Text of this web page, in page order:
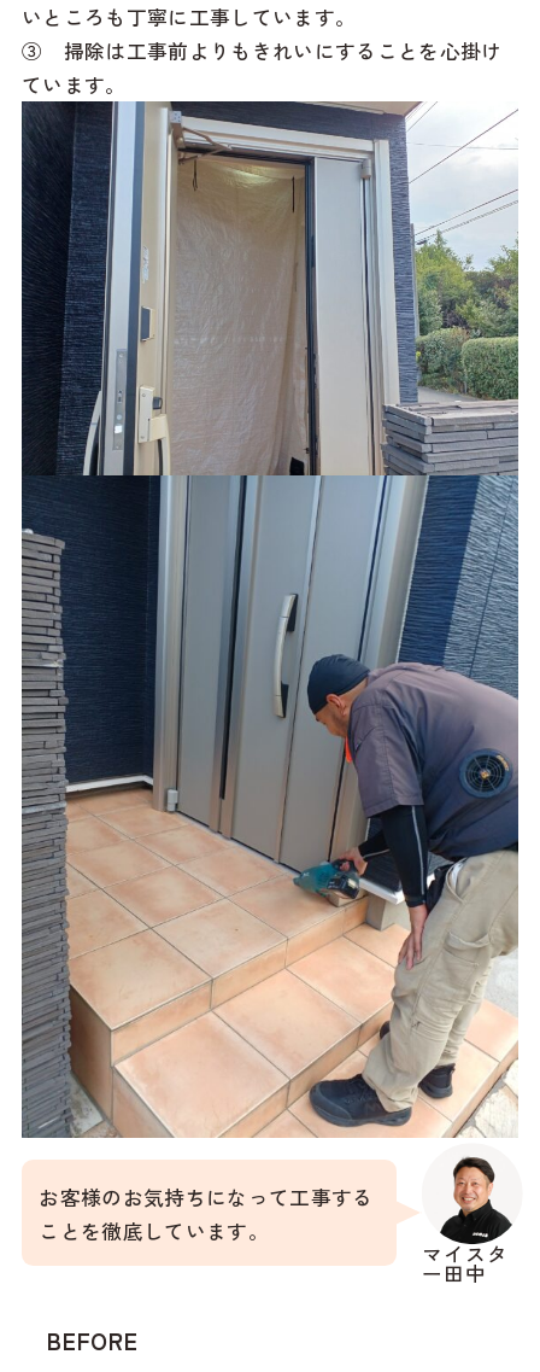
いところも丁寧に工事しています。
③ 掃除は工事前よりもきれいにすることを心掛け
ています。
マイスタ
ー田中
お客様のお気持ちになって工事する
ことを徹底しています。
BEFORE